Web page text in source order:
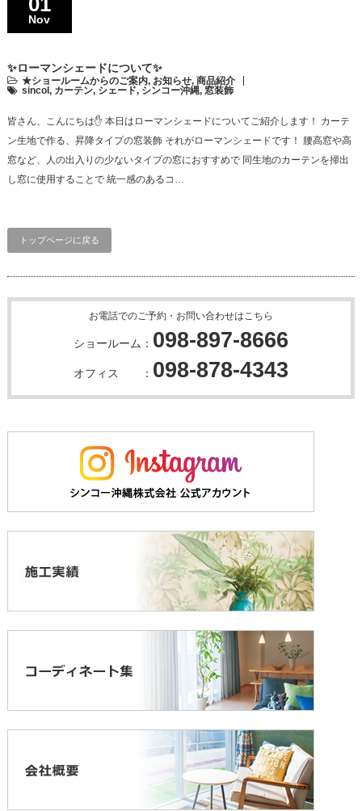
Nov
✨ローマンシェードについて✨
★ショールームからのご案内, お知らせ, 商品紹介
sincol, カーテン, シェード, シンコー沖縄, 窓装飾
皆さん、こんにちは✋ 本日はローマンシェードについてご紹介します！ カーテ
ン生地で作る、昇降タイプの窓装飾 それがローマンシェードです！ 腰高窓や高
窓など、人の出入りの少ないタイプの窓におすすめで 同生地のカーテンを掃出
し窓に使用することで 統一感のあるコ…
トップページに戻る
お電話でのご予約・お問い合わせはこちら
ショールーム： 098-897-8666
オフィス ： 098-878-4343